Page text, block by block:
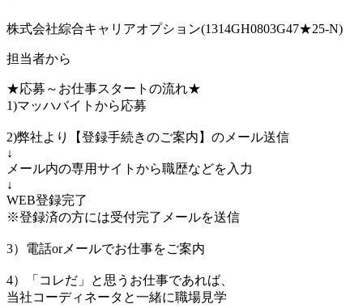
株式会社綜合キャリアオプション(1314GH0803G47★25-N)
担当者から
★応募～お仕事スタートの流れ★
1)マッハバイトから応募
2)弊社より【登録手続きのご案内】のメール送信
↓
メール内の専用サイトから職歴などを入力
↓
WEB登録完了
※登録済の方には受付完了メールを送信
3）電話orメールでお仕事をご案内
4）「コレだ」と思うお仕事であれば、
当社コーディネータと一緒に職場見学